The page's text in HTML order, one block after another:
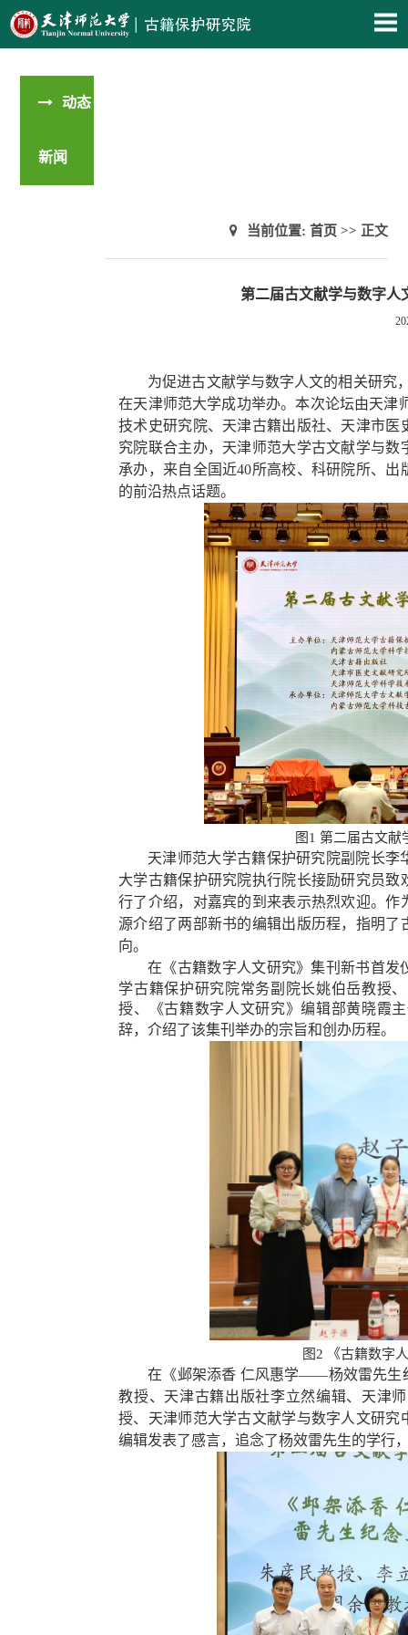
动态
新闻
当前位置: 首页 >> 正文
第二届古文献学与数字人
为促进古文献学与数字人文的相关研究
在天津师范大学成功举办。本次论坛由天津
技术史研究院、天津古籍出版社、天津市
究院联合主办，天津师范大学古文献学与
承办，来自全国近40所高校、科研院所、
的前沿热点话题。
图 1 第二届古文献
天津师范大学古籍保护研究院副院长
大学古籍保护研究院执行院长接励研究员
行了介绍，对嘉宾的到来表示热烈欢迎。
源介绍了两部新书的编辑出版历程，指明
向。
在《古籍数字人文研究》集刊新书首
学古籍保护研究院常务副院长姚伯岳教授
授、《古籍数字人文研究》编辑部黄晓霞
辞，介绍了该集刊举办的宗旨和创办历程。
图2 《古籍数字
在《邺架添香 仁风惠学——杨效雷先生
教授、天津古籍出版社李立然编辑、天津
授、天津师范大学古文献学与数字人文研
编辑发表了感言，追念了杨效雷先生的学行